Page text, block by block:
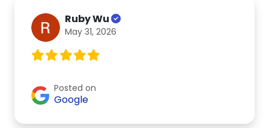
Ruby Wu
May 31, 2026
Posted on
Google